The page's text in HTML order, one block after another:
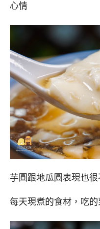
心情
芋圓跟地瓜圓表現也
每天現煮的食材，吃